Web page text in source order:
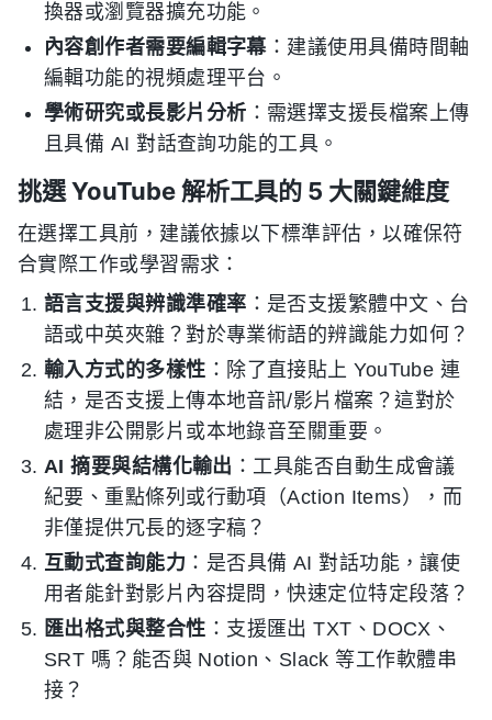
換器或瀏覽器擴充功能。
內容創作者需要編輯字幕：建議使用具備時間軸
編輯功能的視頻處理平台。
學術研究或長影片分析 ：需選擇支援長檔案上傳
且具備 AI 對話查詢功能的工具。
挑選 YouTube 解析工具的 5 大關鍵維度
在選擇工具前，建議依據以下標準評估，以確保符
合實際工作或學習需求：
語言支援與辨識準確率 ：是否支援繁體中文、台
語或中英夾雜？對於專業術語的辨識能力如何？
輸入方式的多樣性 ：除了直接貼上 YouTube 連
結，是否支援上傳本地音訊/影片檔案？這對於
處理非公開影片或本地錄音至關重要。
AI 摘要與結構化輸出 ：工具能否自動生成會議
紀要、重點條列或行動項（Action Items），而
非僅提供冗長的逐字稿？
互動式查詢能力 ：是否具備 AI 對話功能，讓使
用者能針對影片內容提問，快速定位特定段落？
匯出格式與整合性 ：支援匯出 TXT、DOCX、
SRT 嗎？能否與 Notion、Slack 等工作軟體串
接？